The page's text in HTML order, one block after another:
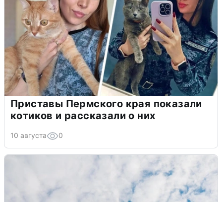
Приставы Пермского края показали
котиков и рассказали о них
10 августа 0